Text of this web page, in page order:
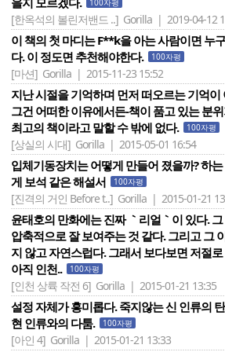
100자평
[한옥석의 볼린저밴드 ..] Gorilla | 2019-04-12
이 책의 첫 마디는 F**k을 아는 사람이면 누
다. 이 정도면 추천해야한다.
100자평
[마션] Gorilla | 2015-11-23 15:52
지난 시절을 기억하며 먼저 떠오르는 기억
그건 어떠한 이유에서든-책이 품고 있는 분
최고의 책이라고 말할 수 밖에 없다.
100자평
[상실의 시대] Gorilla | 2015-05-01 16:54
입체기동장치는 어떻게 만들어 졌을까? 하
게 보석 같은 해설서
100자평
[진격의 거인 Before t..] Gorilla | 2015-01-21
윤태호의 만화에는 진짜 ｀리얼｀이 있다.
압축적으로 잘 보여주는 것 같다. 그리고 그
지 않고 자연스럽다. 그래서 보다보면 저절
아직 인천..
100자평
[인천 상륙 작전 6] Gorilla | 2015-01-21 13:35
설정 자체가 흥미롭다. 죽지않는 신 인류의
현 인류와의 다툼.
100자평
[아인 4] Gorilla | 2015-01-21 13:33